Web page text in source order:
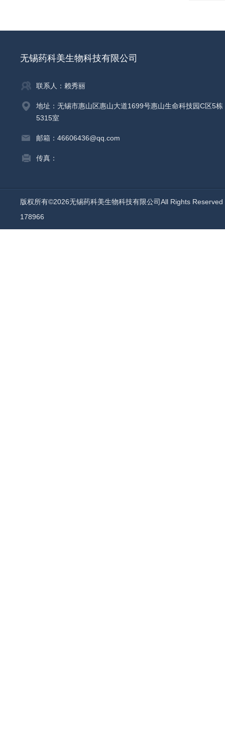
无锡药科美生物科技有限公司
联系人：赖秀丽
地址：无锡市惠山区惠山大道1699号惠山生命科技园C区5栋
5315室
邮箱：46606436@qq.com
传真：
版权所有©2026无锡药科美生物科技有限公司All Rights
178966